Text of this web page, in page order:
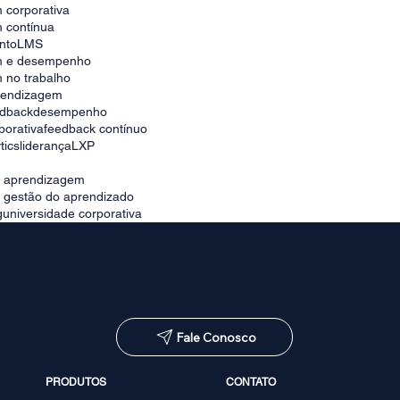
corporativa
contínua
LMS
e desempenho
no trabalho
desempenho
feedback contínuo
liderançaLXP
do aprendizado
universidade corporativa
Fale Conosco
PRODUTOS CONTATO